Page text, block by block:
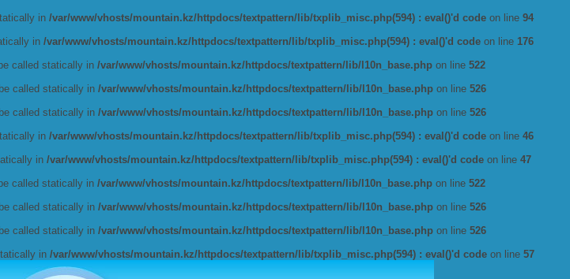
in /var/www/vhosts/mountain.kz/httpdocs/textpattern/lib/txplib_misc.php(594) : eval()'d code on line 94
in /var/www/vhosts/mountain.kz/httpdocs/textpattern/lib/txplib_misc.php(594) : eval()'d code on line 176
called statically in /var/www/vhosts/mountain.kz/httpdocs/textpattern/lib/l10n_base.php on line 522
called statically in /var/www/vhosts/mountain.kz/httpdocs/textpattern/lib/l10n_base.phpon line 526
called statically in /var/www/vhosts/mountain.kz/httpdocs/textpattern/lib/l10n_base.phpon line 526
in /var/www/vhosts/mountain.kz/httpdocs/textpattern/lib/txplib_misc.php(594) : eval()'d code on line 46
in /var/www/vhosts/mountain.kz/httpdocs/textpattern/lib/txplib_misc.php(594) : eval()'d codeon line 47
called statically in /var/www/vhosts/mountain.kz/httpdocs/textpattern/lib/l10n_base.php on line 522
called statically in /var/www/vhosts/mountain.kz/httpdocs/textpattern/lib/l10n_base.phpon line 526
called statically in /var/www/vhosts/mountain.kz/httpdocs/textpattern/lib/l10n_base.phpon line 526
in /var/www/vhosts/mountain.kz/httpdocs/textpattern/lib/txplib_misc.php(594) : eval()'d codeon line 57